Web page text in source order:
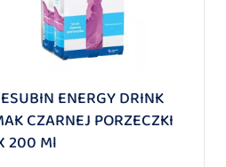
ENERGY DRINK
CZARNEJ PORZECZKI
200 Ml